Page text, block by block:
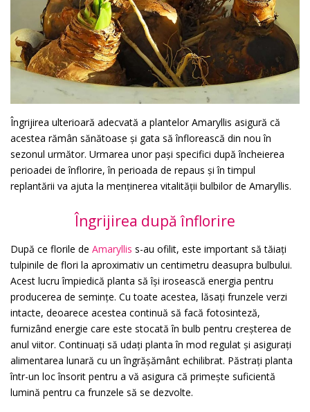
Îngrijirea ulterioară adecvată a plantelor Amaryllis asigură că
acestea rămân sănătoase și gata să înflorească din nou în
sezonul următor. Urmarea unor pași specifici după încheierea
perioadei de înflorire, în perioada de repaus și în timpul
replantării va ajuta la menținerea vitalității bulbilor de Amaryllis.
Îngrijirea după înflorire
După ce florile de Amaryllis s-au ofilit, este important să tăiați
tulpinile de flori la aproximativ un centimetru deasupra bulbului.
Acest lucru împiedică planta să își irosească energia pentru
producerea de semințe. Cu toate acestea, lăsați frunzele verzi
intacte, deoarece acestea continuă să facă fotosinteză,
furnizând energie care este stocată în bulb pentru creșterea de
anul viitor. Continuați să udați planta în mod regulat și asigurați
alimentarea lunară cu un îngrășământ echilibrat. Păstrați planta
într-un loc însorit pentru a vă asigura că primește suficientă
lumină pentru ca frunzele să se dezvolte.